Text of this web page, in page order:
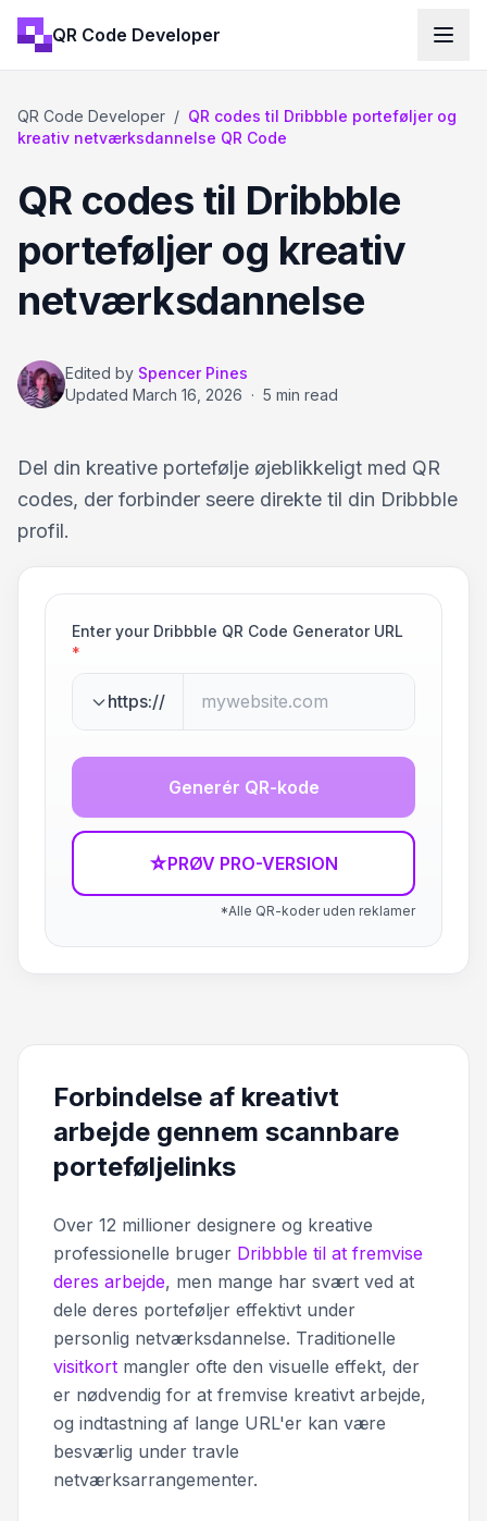
QR Code Developer
QR Code Developer / QR codes til Dribbble porteføljer og
kreativ netværksdannelse QR Code
QR codes til Dribbble
porteføljer og kreativ
netværksdannelse
Edited by Spencer Pines
Updated March 16, 2026 · 5 min read
Del din kreative portefølje øjeblikkeligt med QR
codes, der forbinder seere direkte til din Dribbble
profil.
Enter your Dribbble QR Code Generator URL
*
https://
Generér QR-kode
☆PRØV PRO-VERSION
*Alle QR-koder uden reklamer
Forbindelse af kreativt
arbejde gennem scannbare
porteføljelinks
Over 12 millioner designere og kreative
professionelle bruger Dribbble til at fremvise
deres arbejde, men mange har svært ved at
dele deres porteføljer effektivt under
personlig netværksdannelse. Traditionelle
visitkort mangler ofte den visuelle effekt, der
er nødvendig for at fremvise kreativt arbejde,
og indtastning af lange URL'er kan være
besværlig under travle
netværksarrangementer.